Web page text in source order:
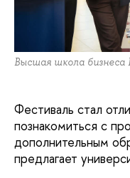
Высшая школа
Фестиваль стал
познакомиться с
дополнительным
предлагает